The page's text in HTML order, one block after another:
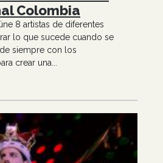
Colombia
8 artistas de diferentes
lo que sucede cuando se
siempre con los
crear una...